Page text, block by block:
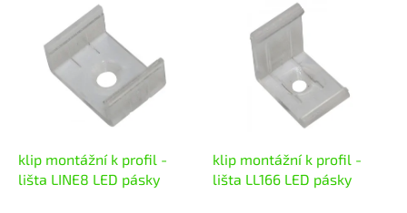
klip montážní k profil -
lišta LINE8 LED pásky
klip montážní k profil -
lišta LL166 LED pásky